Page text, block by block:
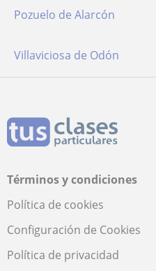
Pozuelo de Alarcón
Villaviciosa de Odón
Términos y condiciones
Política de cookies
Configuración de Cookies
Política de privacidad